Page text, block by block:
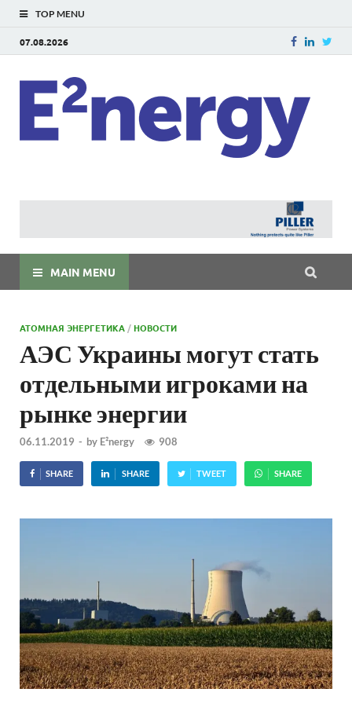
TOP MENU
07.08.2026
MAIN MENU
АТОМНАЯ ЭНЕРГЕТИКА /НОВОСТИ
АЭС Украины могут стать
отдельными игроками на
рынке энергии
06.11.2019 - by E²nergy 908
SHARE SHARE TWEET SHARE